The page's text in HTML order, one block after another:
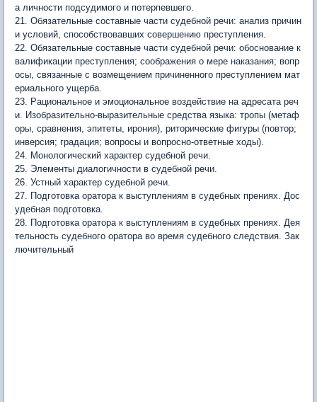
а личности подсудимого и потерпевшего.
21. Обязательные составные части судебной речи: анализ причин
и условий, способствовавших совершению преступления.
22. Обязательные составные части судебной речи: обоснование к
валификации преступления; соображения о мере наказания; вопр
осы, связанные с возмещением причиненного преступлением мат
ериального ущерба.
23. Рациональное и эмоциональное воздействие на адресата реч
и. Изобразительно-выразительные средства языка: тропы (метаф
оры, сравнения, эпитеты, ирония), риторические фигуры (повтор;
инверсия; градация; вопросы и вопросно-ответные ходы).
24. Монологический характер судебной речи.
25. Элементы диалогичности в судебной речи.
26. Устный характер судебной речи.
27. Подготовка оратора к выступлениям в судебных прениях. Дос
удебная подготовка.
28. Подготовка оратора к выступлениям в судебных прениях. Дея
тельность судебного оратора во время судебного следствия. Зак
лючительный